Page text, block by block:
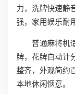
力，洗牌快速静
强，家用娱乐耐
普通麻将机
牌，花牌自动计
整齐，外观简约
本地休闲惬意。